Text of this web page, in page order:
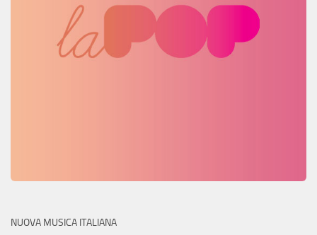
NUOVA MUSICA ITALIANA